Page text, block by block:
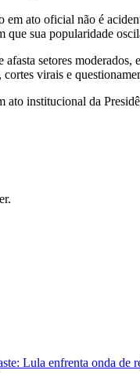
em ato oficial não é
sua popularidade
setores
virais e
institucional da
Lula enfrenta onda de